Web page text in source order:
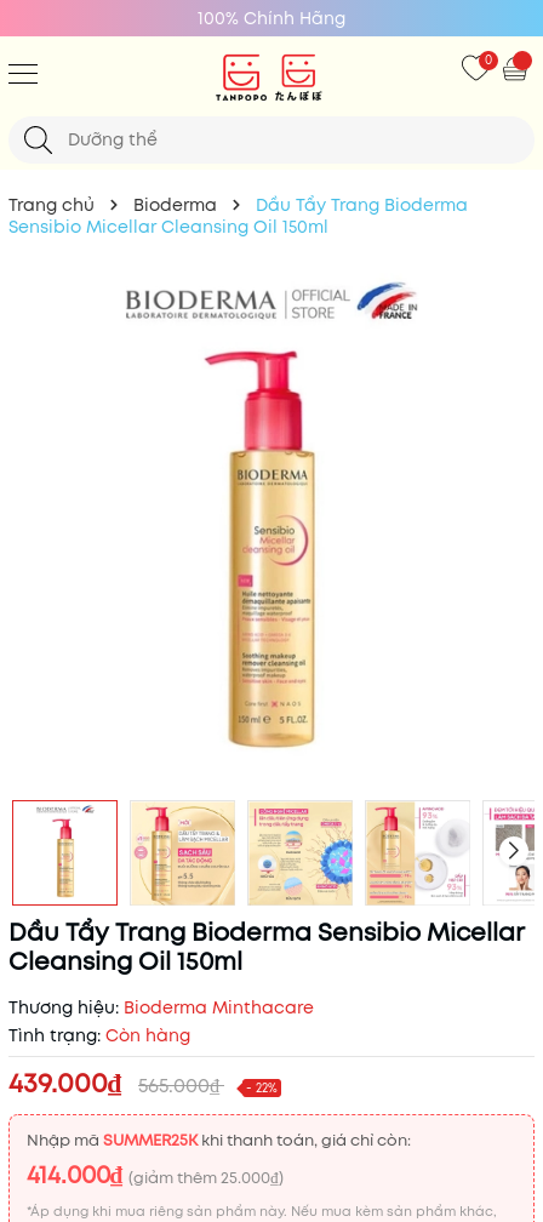
100% Chính Hãng
0
Trang chủ Bioderma
Dầu Tẩy Trang Bioderma
Sensibio Micellar Cleansing Oil 150ml
Dầu Tẩy Trang Bioderma Sensibio Micellar
Cleansing Oil 150ml
Thương hiệu: Bioderma Minthacare
Tình trạng: Còn hàng
439.000₫ 565.000₫ - 22%
Nhập mã SUMMER25Kkhi thanh toán, giá chỉ còn:
414.000₫ (giảm thêm25.000₫)
*Áp dụng khi mua riêng sản phẩm này. Nếu mua kèm sản phẩm khác,